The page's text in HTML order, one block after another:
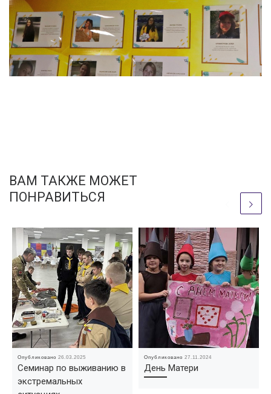
ВАМ ТАКЖЕ МОЖЕТ
ПОНРАВИТЬСЯ
Опубликовано26.03.2025
Семинар по выживанию в
экстремальных
Опубликовано27.11.2024
День Матери